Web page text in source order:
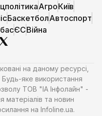
АгроКиїв
БаскетболАвтоспорт
ЄСВійна
на даному ресурсі,
яке використання
ТОВ "ІА Інфолайн" -
матеріалів та новин
на Infoline.ua.